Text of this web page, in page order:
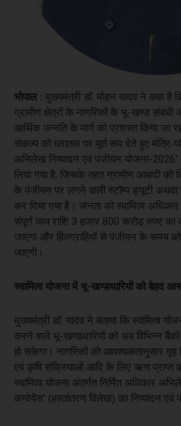
भोपाल : मुख्यमंत्री डॉ. मोहन यादव ने कहा है
ग्रामीण क्षेत्रों के नागरिकों के भू-खण्ड संबंधी
आर्थिक उन्नति के मार्ग को प्रशस्त किया जा
संकल्प को धरातल पर मूर्त रूप देते हुए मंत्रि-
अभिलेख निष्पादन एवं पंजीयन योजना-2026'
लिया गया है, जिसके तहत ग्रामीण आबादी
के पंजीयन पर लगने वाली स्टॉम्प ड्यूटी
कर दिया गया है। जनता को स्वामित्व
संपूर्ण व्यय राशि 3 हजार 800 करोड़ रुपए का
जाएगा और हितग्राहियों से पंजीयन के समय
जाएगी।
स्वामित्व योजना में भू-खण्डधारियों को बेहद
मुख्यमंत्री डॉ. यादव ने बताया कि स्वामित्व
करने वाले भू-खण्डधारियों को अब विभिन्न
हो सकेगा। नागरिकों को आवश्यकतानुसार गृह
एवं कृषि संक्रियाओं आदि के लिए ऋण प्राप्त
स्वामित्व योजना अंतर्गत निर्मित अधिकार
कन्वेयेंस' (हस्तांतरण विलेख) का निष्पादन एवं